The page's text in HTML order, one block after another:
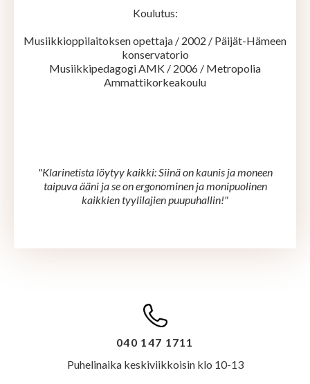
Koulutus:
Musiikkioppilaitoksen opettaja / 2002 / Päijät-Hämeen
konservatorio
Musiikkipedagogi AMK / 2006 / Metropolia
Ammattikorkeakoulu
"Klarinetista löytyy kaikki: Siinä on kaunis ja moneen
taipuva ääni ja se on ergonominen ja monipuolinen
kaikkien tyylilajien puupuhallin!"
040 147 1711
Puhelinaika keskiviikkoisin klo 10-13